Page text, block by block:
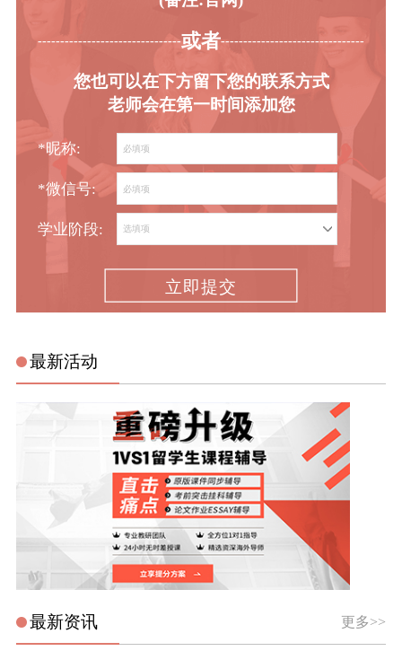
或者
您也可以在下方留下您的联系方式
老师会在第一时间添加您
*昵称:
*微信号:
学业阶段:
立即提交
最新活动
最新资讯 更多>>